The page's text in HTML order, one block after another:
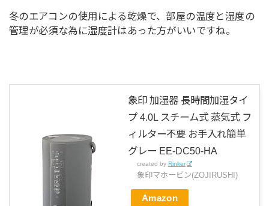
冬のエアコンの使用による乾燥で、部屋の温度と湿度の
管理が必須な為に湿度計はあった方がいいですね。
象印 加湿器 長時間加湿タイ
プ 4.0L スチーム式 蒸気式 フ
ィルター不要 お手入れ簡単
グレー EE-DC50-HA
created by Rinker
象印マホービン(ZOJIRUSHI)
Amazon